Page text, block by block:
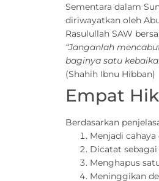
Sementara dalam
diriwayatkan oleh
Rasulullah SAW
“Janganlah
baginya satu
(Shahih Ibnu Hibban)
Empat
Berdasarkan
Menjadi
Dicatat
Menghapus
Meninggikan